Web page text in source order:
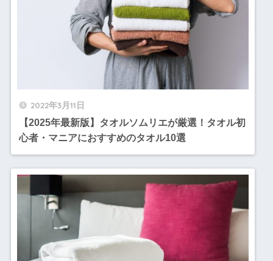
2022年3月11日
【2025年最新版】タオルソムリエが厳選！タオル初
心者・マニアにおすすめのタオル10選